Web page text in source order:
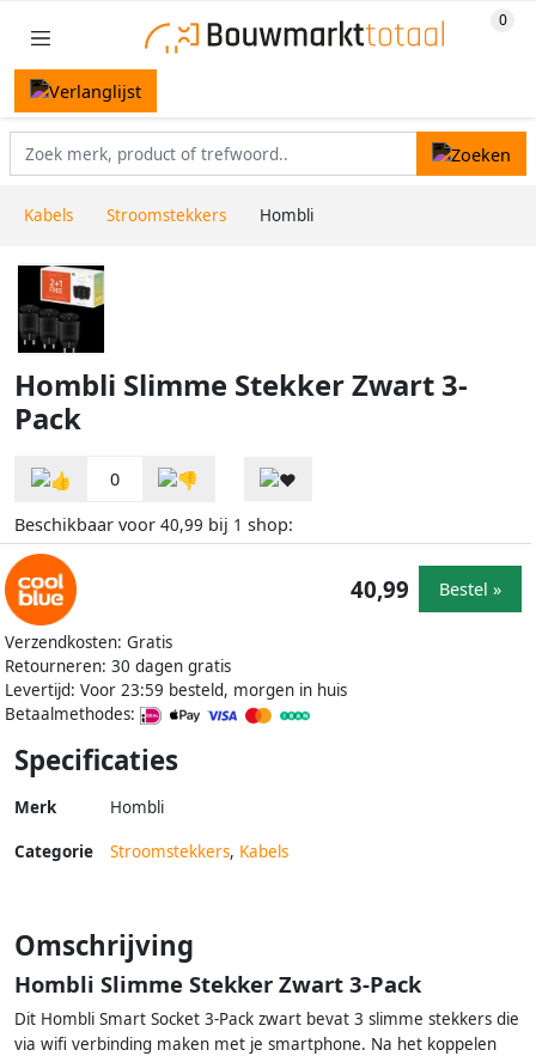
Kabels Stroomstekkers Hombli
Hombli Slimme Stekker Zwart 3-
Pack
0
Beschikbaar voor 40,99 bij 1 shop:
Verzendkosten: Gratis
Retourneren: 30 dagen gratis
Levertijd: Voor 23:59 besteld, morgen in huis
Betaalmethodes:
40,99 Bestel »
Specificaties
Merk Hombli
Categorie Stroomstekkers, Kabels
Omschrijving
Hombli Slimme Stekker Zwart 3-Pack
Dit Hombli Smart Socket 3-Pack zwart bevat 3 slimme stekkers die
via wifi verbinding maken met je smartphone. Na het koppelen